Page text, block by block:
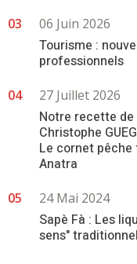
06 Juin 2026
Tourisme :
professionnels
27 Juillet 2026
Notre recette
Christophe
Le cornet
Anatra
24 Mai 2024
Sapè Fà : Les
sens"